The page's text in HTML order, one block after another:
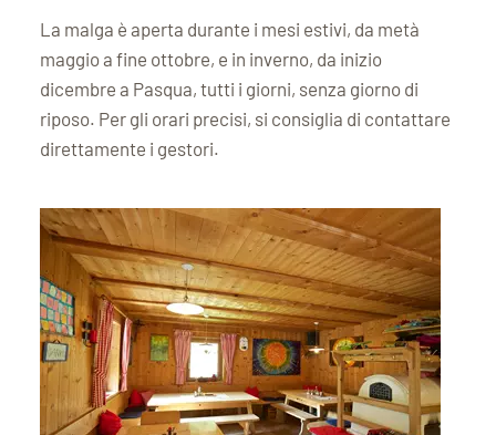
La malga è aperta durante i mesi estivi, da metà
maggio a fine ottobre, e in inverno, da inizio
dicembre a Pasqua, tutti i giorni, senza giorno di
riposo. Per gli orari precisi, si consiglia di contattare
direttamente i gestori.